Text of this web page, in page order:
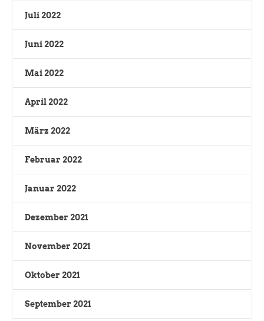
Juli 2022
Juni 2022
Mai 2022
April 2022
März 2022
Februar 2022
Januar 2022
Dezember 2021
November 2021
Oktober 2021
September 2021